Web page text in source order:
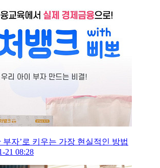
부자’로 키우는 가장 현실적인 방법
21 08:28